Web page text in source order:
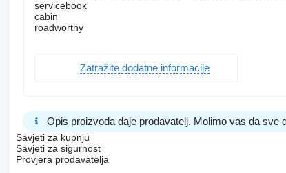
servicebook
cabin
roadworthy
Zatražite dodatne informacije
Opis proizvoda daje prodavatelj. Molimo vas da sve
Savjeti za kupnju
Savjeti za sigurnost
Provjera prodavatelja